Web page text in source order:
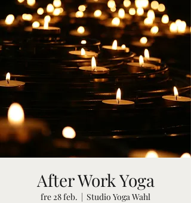
After Work Yoga
fre 28 feb.
  |
Studio Yoga Wahl